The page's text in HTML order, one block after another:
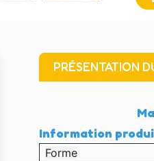
PRÉSENTATION
Information
Forme